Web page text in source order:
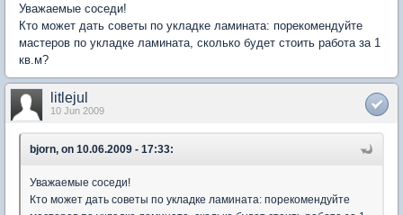
Уважаемые соседи!
Кто может дать советы по укладке ламината: порекомендуйте
мастеров по укладке ламината, сколько будет стоить работа за 1
кв.м?
litlejul
10 Jun 2009
bjorn, on 10.06.2009 - 17:33:
Уважаемые соседи!
Кто может дать советы по укладке ламината: порекомендуйте